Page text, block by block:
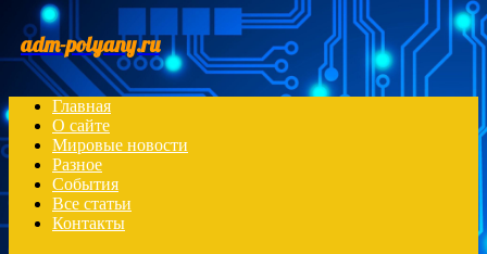
Menu
adm-polyany.ru
Главная
О сайте
Мировые новости
Разное
События
Все статьи
Контакты